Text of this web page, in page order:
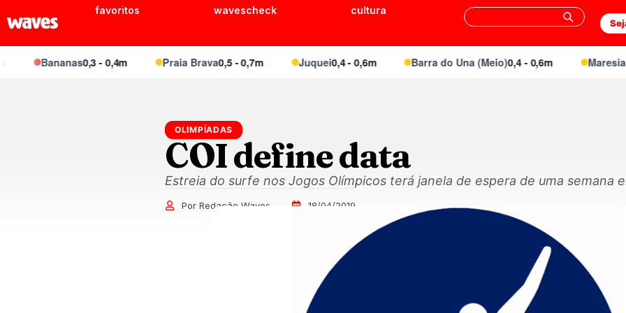
favoritos wavescheck cultura
Bananas0,3 - 0,4m Praia Brava0,5 - 0,7m Juquei0,4 - 0,6m Barra do Una (Meio)0,4 - 0,6m Maresias
OLIMPÍADAS
COI define data
Estreia do surfe nos Jogos Olímpicos terá janela de espera de uma semana
Por Redação Waves 18/04/2019